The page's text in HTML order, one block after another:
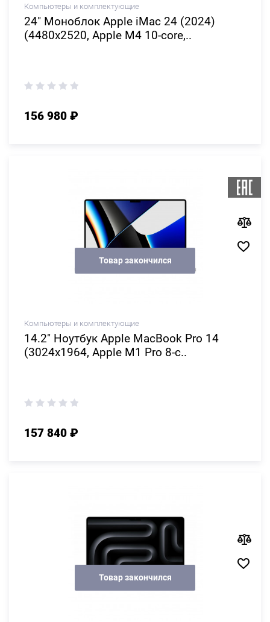
Компьютеры и комплектующие
24" Моноблок Apple iMac 24 (2024)
(4480x2520, Apple M4 10-core,..
156 980 ₽
Товар закончился
Компьютеры и комплектующие
14.2" Ноутбук Apple MacBook Pro 14
(3024x1964, Apple M1 Pro 8-c..
157 840 ₽
Товар закончился